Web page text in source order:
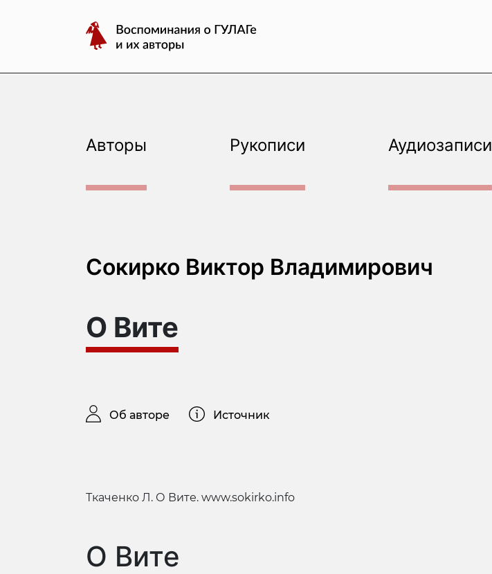
Воспоминания
о
и
Авторы Рукописи Аудиозаписи
Сокирко Виктор Владимирович
О Вите
Об авторе Источник
Ткаченко Л. О Вите. www.sokirko.info
О Вите